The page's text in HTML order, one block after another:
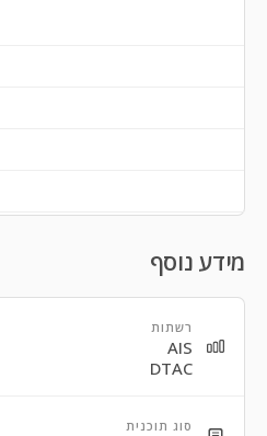
מידע נוסף
רשתות
AIS
DTAC
סוג תוכנית